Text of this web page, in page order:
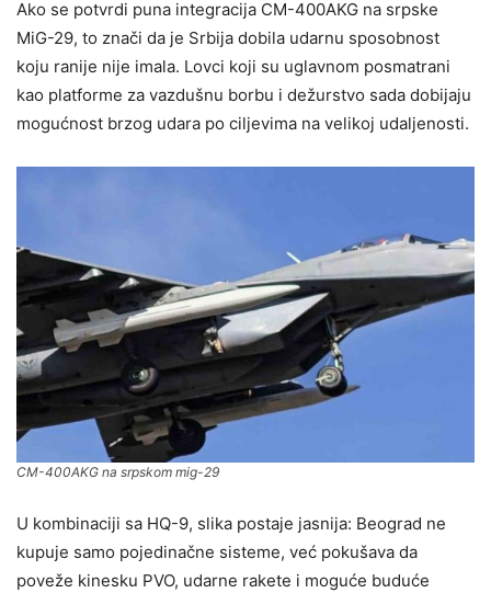
Ako se potvrdi puna integracija CM-400AKG na srpske
MiG-29, to znači da je Srbija dobila udarnu sposobnost
koju ranije nije imala. Lovci koji su uglavnom posmatrani
kao platforme za vazdušnu borbu i dežurstvo sada dobijaju
mogućnost brzog udara po ciljevima na velikoj udaljenosti.
CM-400AKG na srpskom mig-29
U kombinaciji sa HQ-9, slika postaje jasnija: Beograd ne
kupuje samo pojedinačne sisteme, već pokušava da
poveže kinesku PVO, udarne rakete i moguće buduće